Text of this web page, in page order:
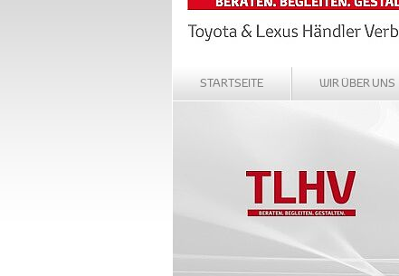
STARTSEITE WIR ÜBER UNS